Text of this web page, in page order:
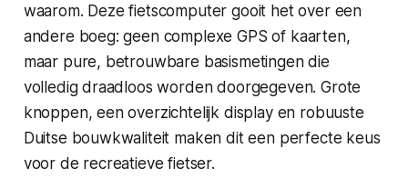
waarom. Deze fietscomputer gooit het over een
andere boeg: geen complexe GPS of kaarten,
maar pure, betrouwbare basismetingen die
volledig draadloos worden doorgegeven. Grote
knoppen, een overzichtelijk display en robuuste
Duitse bouwkwaliteit maken dit een perfecte keus
voor de recreatieve fietser.